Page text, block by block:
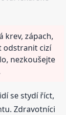
krev, zápach,
odstranit cizí
nezkoušejte
se stydí říct,
Zdravotníci